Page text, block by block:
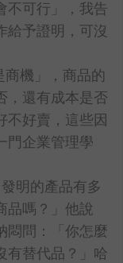
不可行」，我告
給予證明，可沒
機」，商品的
，還有成本是否
不好賣，這些因
門企業管理學
明的產品有多
品嗎？」他說
悶問：「你怎麼
有替代品？」哈